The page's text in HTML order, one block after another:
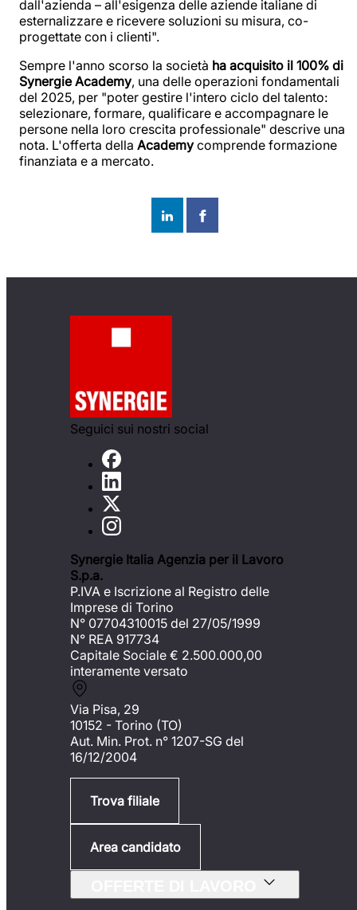
dall'azienda – all'esigenza delle aziende italiane di
esternalizzare e ricevere soluzioni su misura, co-
progettate con i clienti".
Sempre l'anno scorso la società ha acquisito il 100% di
Synergie Academy, una delle operazioni fondamentali
del 2025, per "poter gestire l'intero ciclo del talento:
selezionare, formare, qualificare e accompagnare le
persone nella loro crescita professionale" descrive una
nota. L'offerta della Academy comprende formazione
finanziata e a mercato.
Seguici sui nostri social
Synergie Italia Agenzia per il Lavoro
S.p.a.
P.IVA e Iscrizione al Registro delle
Imprese di Torino
N° 07704310015 del 27/05/1999
N° REA 917734
Capitale Sociale € 2.500.000,00
interamente versato
Via Pisa, 29
10152 - Torino (TO)
Aut. Min. Prot. n° 1207-SG del
16/12/2004
Trova filiale
Area candidato